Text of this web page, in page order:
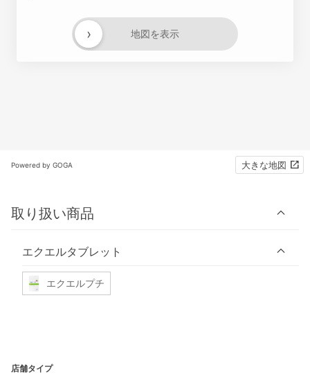
地図を表示
›
Powered by GOGA 大きな地図
取り扱い商品
エクエルタブレット
エクエルプチ
店舗タイプ